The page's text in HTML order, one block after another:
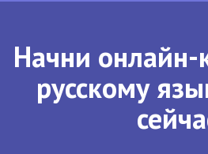
Начни онлайн-
русскому